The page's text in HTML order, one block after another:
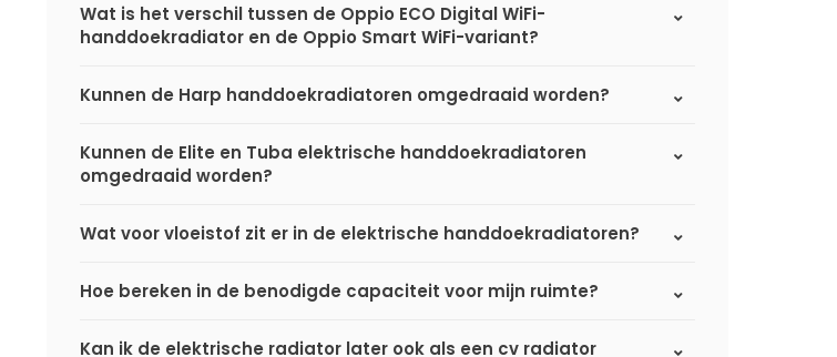
Wat is het verschil tussen de Oppio ECO Digital WiFi-
handdoekradiator en de Oppio Smart WiFi-variant?
Kunnen de Harp handdoekradiatoren omgedraaid worden?
Kunnen de Elite en Tuba elektrische handdoekradiatoren
omgedraaid worden?
Wat voor vloeistof zit er in de elektrische handdoekradiatoren?
Hoe bereken in de benodigde capaciteit voor mijn ruimte?
Kan ik de elektrische radiator later ook als een cv radiator